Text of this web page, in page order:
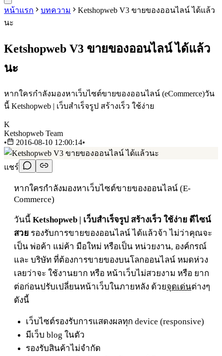
หน้าแรก บทความ
Ketshopweb V3 ขายของออนไลน์ ได้แล้ว
นะ
Ketshopweb V3 ขายของออนไลน์ ได้แล้ว
นะ
หากใครกำลังมองหาเว็บไซต์ขายของออนไลน์ (eCommerce)วัน
นี้ Ketshopweb | เว็บสำเร็จรูป สร้างเร็ว ใช้ง่าย
K
Ketshopweb Team
•
2016-08-10 12:00:14•
แชร์
หากใครกำลังมองหาเว็บไซต์ขายของออนไลน์ (E-
Commerce)
วันนี้ Ketshopweb | เว็บสำเร็จรูป สร้างเร็ว ใช้ง่าย ดีไซน์
สวย รองรับการขายของออนไลน์ ได้แล้วจ้า ไม่ว่าคุณจะ
เป็น พ่อค้า แม่ค้า มือใหม่ หรือเป็น หน่วยงาน, องค์กรณ์
และ บริษัท ที่ต้องการขายของบนโลกออนไลน์ หมดห่วง
เลยว่าจะ ใช้งานยาก หรือ หน้าเว็บไม่สวยงาม หรือ ยาก
ต่อก่อนปรับเปลี่ยนหน้าเว็บในภายหลัง ด้วยจุดเด่นต่างๆ
ดังนี้
เว็บไซต์รองรับการแสดงผลทุก device (responsive)
มีเว็บ blog ในตัว
รองรับสินค้าไม่จำกัด